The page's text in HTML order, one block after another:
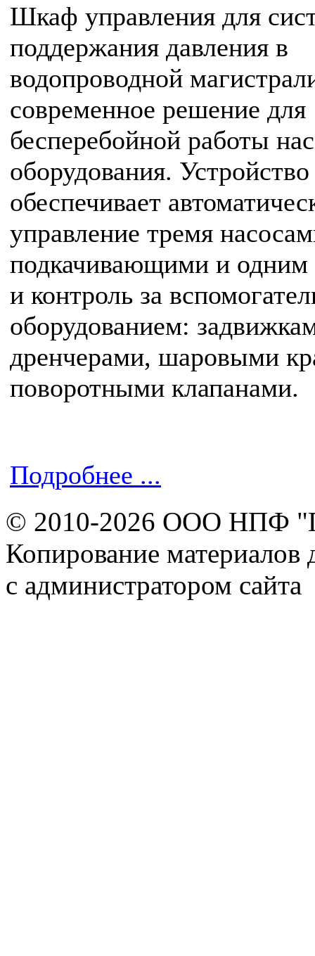
Шкаф управления для
поддержания давления в
водопроводной
современное решение для
бесперебойной работы
оборудования. Устройство
обеспечивает
управление тремя
подкачивающими и
и контроль за
оборудованием:
дренчерами, шаровыми
поворотными клапанами.
Подробнее ...
© 2010-2026 ООО НПФ
Копирование материалов
с администратором сайта